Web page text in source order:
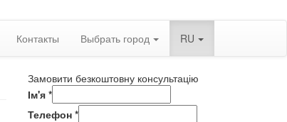
Контакты Выбрать город RU
Замовити безкоштовну консультацію
Ім'я *
Телефон *